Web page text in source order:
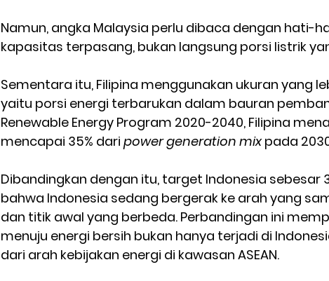
Namun, angka Malaysia perlu dibaca dengan hati-
kapasitas terpasang, bukan langsung porsi listrik
Sementara itu, Filipina menggunakan ukuran yang
yaitu porsi energi terbarukan dalam bauran
Renewable Energy Program 2020-2040, Filipina
mencapai 35% dari power generation mix pada
Dibandingkan dengan itu, target Indonesia sebesar
bahwa Indonesia sedang bergerak ke arah yang
dan titik awal yang berbeda. Perbandingan ini
menuju energi bersih bukan hanya terjadi di
dari arah kebijakan energi di kawasan ASEAN.